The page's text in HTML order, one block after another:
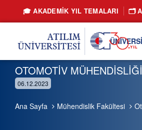
🎓 AKADEMİK YIL TEMALARI 🗂️
OTOMOTİV
06.12.2023
Ana Sayfa Mühendislik Fakültesi